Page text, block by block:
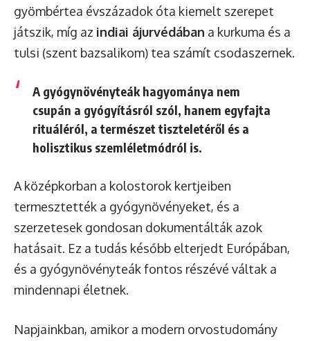
gyömbértea évszázadok óta kiemelt szerepet
játszik, míg az indiai ájurvédában a kurkuma és a
tulsi (szent bazsalikom) tea számít csodaszernek.
A gyógynövényteák hagyománya nem
csupán a gyógyításról szól, hanem egyfajta
rituáléról, a természet tiszteletéről és a
holisztikus szemléletmódról is.
A középkorban a kolostorok kertjeiben
termesztették a gyógynövényeket, és a
szerzetesek gondosan dokumentálták azok
hatásait. Ez a tudás később elterjedt Európában,
és a gyógynövényteák fontos részévé váltak a
mindennapi életnek.
Napjainkban, amikor a modern orvostudomány